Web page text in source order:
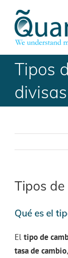
content
Tipos
divisas
Tipos
Qué es el
El tipo de
tasa de cambio